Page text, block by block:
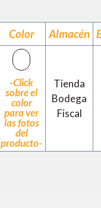
Color Almacén
-Click
sobre el
color
para ver
las fotos
del
producto-
Tienda
Bodega
Fiscal